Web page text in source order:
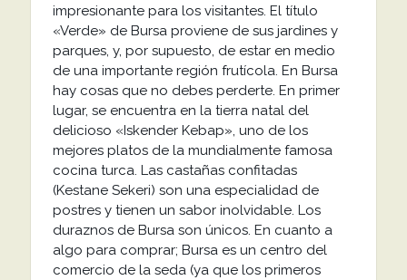
impresionante para los visitantes. El título
«Verde» de Bursa proviene de sus jardines y
parques, y, por supuesto, de estar en medio
de una importante región frutícola. En Bursa
hay cosas que no debes perderte. En primer
lugar, se encuentra en la tierra natal del
delicioso «Iskender Kebap», uno de los
mejores platos de la mundialmente famosa
cocina turca. Las castañas confitadas
(Kestane Sekeri) son una especialidad de
postres y tienen un sabor inolvidable. Los
duraznos de Bursa son únicos. En cuanto a
algo para comprar; Bursa es un centro del
comercio de la seda (ya que los primeros